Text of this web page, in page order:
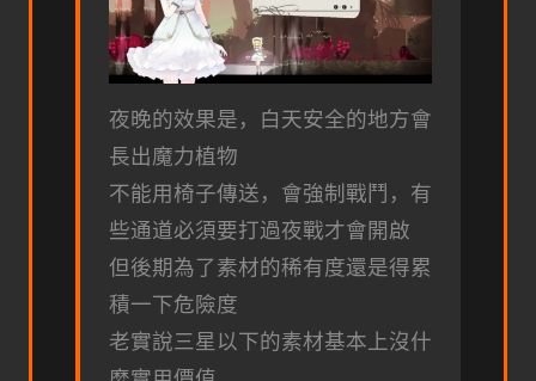
夜晚的效果是，白天安全的地方會
長出魔力植物
不能用椅子傳送，會強制戰鬥，有
些通道必須要打過夜戰才會開啟
但後期為了素材的稀有度還是得累
積一下危險度
老實說三星以下的素材基本上沒什